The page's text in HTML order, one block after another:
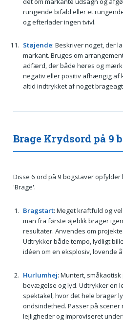
rungende bifald eller et
og efterlader ingen tvivl.
Støjende: Beskriver noget, der
markant. Bruges om
adfærd, der både høres og
negativ eller positiv afhængig af
altid indtrykket af noget
Brage Krydsord på 9
Disse 6 ord på 9 bogstaver
'Brage'.
Bragstart: Meget kraftfuld og
man fra første øjeblik brager
resultater. Anvendes om
Udtrykker både tempo, lydligt
idéen om en eksplosiv, lovende
Hurlumhej: Muntert,
bevægelse og lyd. Udtrykker en
spektakel, hvor det hele brager
ondsindethed. Passer på scener
lejligheder og improviseret